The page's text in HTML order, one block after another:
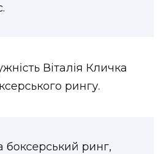
Віталія Кличка
рингу.
ринг,